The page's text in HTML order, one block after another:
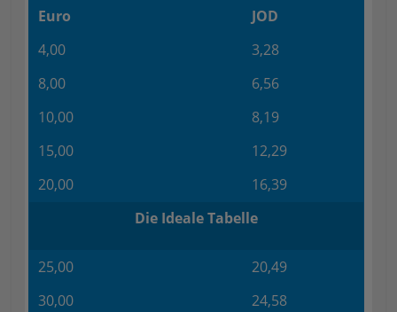
Euro
JOD
4,00
3,28
8,00
6,56
10,00
8,19
15,00
12,29
20,00
16,39
Die Ideale Tabelle
25,00
20,49
30,00
24,58